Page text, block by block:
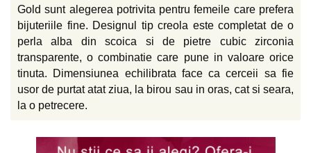
Gold sunt alegerea potrivita pentru femeile care prefera
bijuteriile fine. Designul tip creola este completat de o
perla alba din scoica si de pietre cubic zirconia
transparente, o combinatie care pune in valoare orice
tinuta. Dimensiunea echilibrata face ca cerceii sa fie
usor de purtat atat ziua, la birou sau in oras, cat si seara,
la o petrecere.